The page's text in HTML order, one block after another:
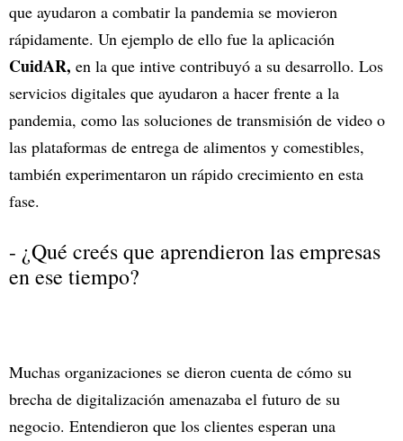
que ayudaron a combatir la pandemia se movieron
rápidamente. Un ejemplo de ello fue la aplicación
CuidAR, en la que intive contribuyó a su desarrollo. Los
servicios digitales que ayudaron a hacer frente a la
pandemia, como las soluciones de transmisión de video o
las plataformas de entrega de alimentos y comestibles,
también experimentaron un rápido crecimiento en esta
fase.
- ¿Qué creés que aprendieron las empresas
en ese tiempo?
Muchas organizaciones se dieron cuenta de cómo su
brecha de digitalización amenazaba el futuro de su
negocio. Entendieron que los clientes esperan una